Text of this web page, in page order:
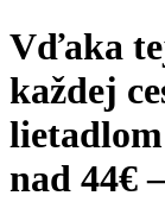
Vďaka
každej
nad 44€